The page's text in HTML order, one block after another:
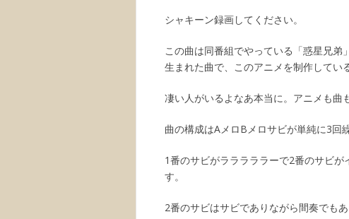
シャキーン録画してください。
この曲は同番組でやっている「惑星兄弟
生まれた曲で、このアニメを制作してい
凄い人がいるよなあ本当に。アニメも曲
曲の構成はAメロBメロサビが単純に3回
1番のサビがラララララーで2番のサビ
す。
2番のサビはサビでありながら間奏でもあ